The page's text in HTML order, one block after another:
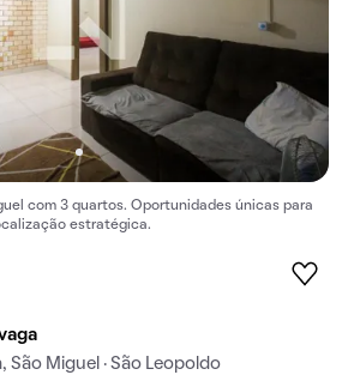
com 3 quartos. Oportunidades únicas para
estratégica.
Miguel · São Leopoldo